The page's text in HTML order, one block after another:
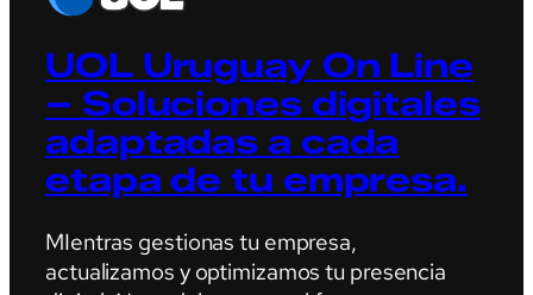
UOL Uruguay On Line
– Soluciones digitales
adaptadas a cada
etapa de tu empresa.
MIentras gestionas tu empresa,
actualizamos y optimizamos tu presencia